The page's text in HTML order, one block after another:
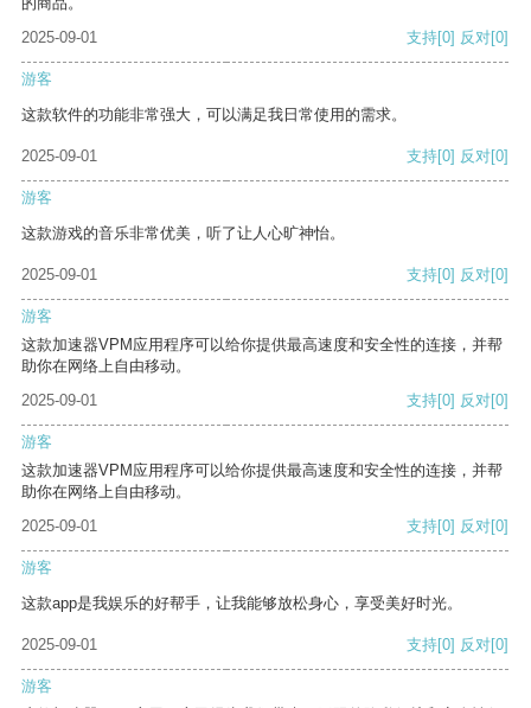
2025-09-01
支持[0] 反对[0]
游客
这款软件的功能非常强大，可以满足我日常使用的需求。
2025-09-01 支持[0] 反对[0]
游客
这款游戏的音乐非常优美，听了让人心旷神怡。
2025-09-01 支持[0] 反对[0]
游客
这款加速器VPM应用程序可以给你提供最高速度和安全性的连接，并帮
助你在网络上自由移动。
2025-09-01
支持[0] 反对[0]
游客
这款加速器VPM应用程序可以给你提供最高速度和安全性的连接，并帮
助你在网络上自由移动。
2025-09-01
支持[0] 反对[0]
游客
这款app是我娱乐的好帮手，让我能够放松身心，享受美好时光。
2025-09-01 支持[0] 反对[0]
游客